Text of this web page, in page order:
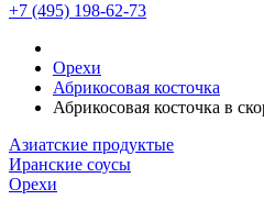
+7 (495) 198-62-73
Орехи
Абрикосовая косточка
Абрикосовая косточка в
Азиатские продуктые
Иранские соусы
Орехи